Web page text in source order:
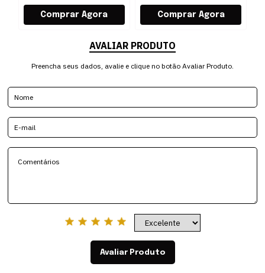
AVALIAR PRODUTO
Preencha seus dados, avalie e clique no botão Avaliar Produto.
Avaliar Produto